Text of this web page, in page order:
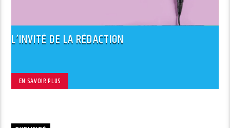
L’INVITÉ DE LA RÉDACTION
EN SAVOIR PLUS